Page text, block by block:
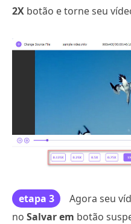
2X botão e torne seu
etapa 3
Agora seu
no Salvar em botão